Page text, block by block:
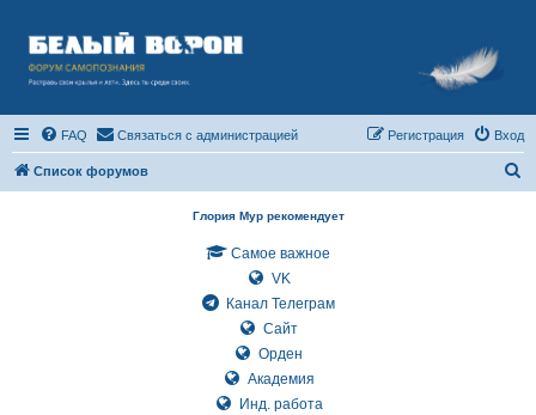
FAQ Связаться с администрацией Вход
Регистрация
Список форумов
Глория Мур рекомендует
Самое важное
VK
Канал Телеграм
Сайт
Орден
Академия
Инд. работа